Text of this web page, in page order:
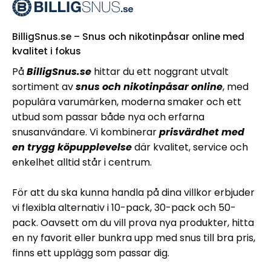
BilligSnus.se – Snus och nikotinpåsar online med
kvalitet i fokus
PåBilligSnus.sehittar du ett noggrant utvalt
sortiment avsnus och nikotinpåsar online, med
populära varumärken, moderna smaker och ett
utbud som passar både nya och erfarna
snusanvändare. Vi kombinerarprisvärdhet med
en trygg köpupplevelsedär kvalitet, service och
enkelhet alltid står i centrum.
För att du ska kunna handla på dina villkor erbjuder
vi flexibla alternativ i 10-pack, 30-pack och 50-
pack. Oavsett om du vill prova nya produkter, hitta
en ny favorit eller bunkra upp med snus till bra pris,
finns ett upplägg som passar dig.